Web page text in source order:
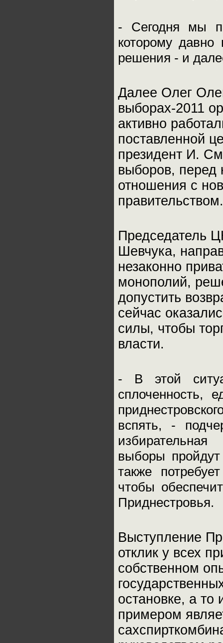
- Сегодня мы
которому
решения - и
Далее Олег
выборах-2011
активно
поставленной
президент И.
выборов, перед
отношения с
правительством.
Председатель
Шевчука,
незаконно
монополий,
допустить
сейчас
силы, чтобы
власти.
- В этой
сплоченность,
вспять, -
выборы
также
чтобы
Приднестровья.
Выступление
отклик у всех
собственном
остановке, а
примером